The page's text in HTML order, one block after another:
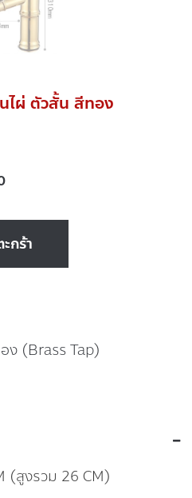
ไผ่ ตัวสั้น สีทอง
กร้า
ง (Brass Tap)
(สูงรวม 26 CM)